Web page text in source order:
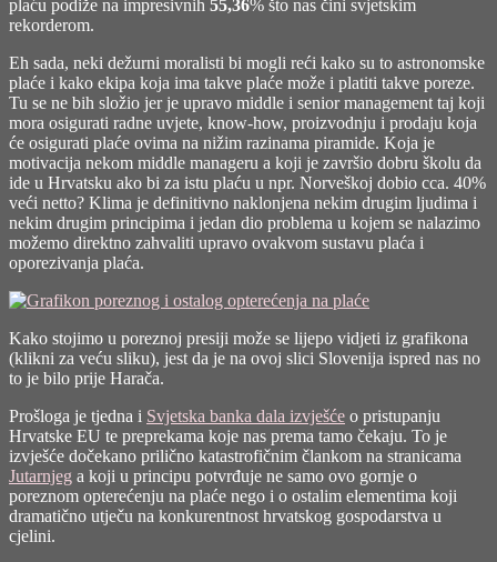
plaću podiže na impresivnih 55,36% što nas čini svjetskim
rekorderom.
Eh sada, neki dežurni moralisti bi mogli reći kako su to astronomske
plaće i kako ekipa koja ima takve plaće može i platiti takve poreze.
Tu se ne bih složio jer je upravo middle i senior management taj koji
mora osigurati radne uvjete, know-how, proizvodnju i prodaju koja
će osigurati plaće ovima na nižim razinama piramide. Koja je
motivacija nekom middle manageru a koji je završio dobru školu da
ide u Hrvatsku ako bi za istu plaću u npr. Norveškoj dobio cca. 40%
veći netto? Klima je definitivno naklonjena nekim drugim ljudima i
nekim drugim principima i jedan dio problema u kojem se nalazimo
možemo direktno zahvaliti upravo ovakvom sustavu plaća i
oporezivanja plaća.
Kako stojimo u poreznoj presiji može se lijepo vidjeti iz grafikona
(klikni za veću sliku), jest da je na ovoj slici Slovenija ispred nas no
to je bilo prije Harača.
Prošloga je tjedna i Svjetska banka dala izvješće o pristupanju
Hrvatske EU te preprekama koje nas prema tamo čekaju. To je
izvješće dočekano prilično katastrofičnim člankom na stranicama
Jutarnjeg a koji u principu potvrđuje ne samo ovo gornje o
poreznom opterećenju na plaće nego i o ostalim elementima koji
dramatično utječu na konkurentnost hrvatskog gospodarstva u
cjelini.